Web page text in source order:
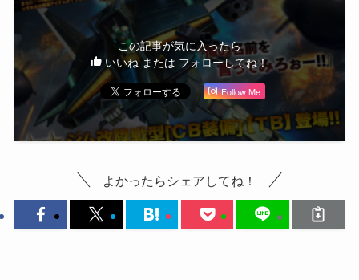
この記事が気に入ったら
いいね または フォローしてね！
Follow Me
よかったらシェアしてね！